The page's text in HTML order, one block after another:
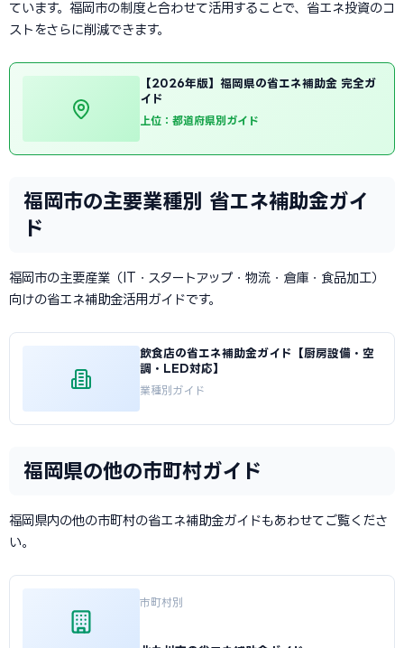
ています。福岡市の制度と合わせて活用することで、省エネ投資のコ
ストをさらに削減できます。
【2026年版】福岡県の省エネ補助金 完全ガ
イド
上位：都道府県別ガイド
福岡市の主要業種別 省エネ補助金ガイ
ド
福岡市の主要産業（IT・スタートアップ・物流・倉庫・食品加工）
向けの省エネ補助金活用ガイドです。
飲食店の省エネ補助金ガイド【厨房設備・空
調・LED対応】
業種別ガイド
福岡県の他の市町村ガイド
福岡県内の他の市町村の省エネ補助金ガイドもあわせてご覧くださ
い。
市町村別